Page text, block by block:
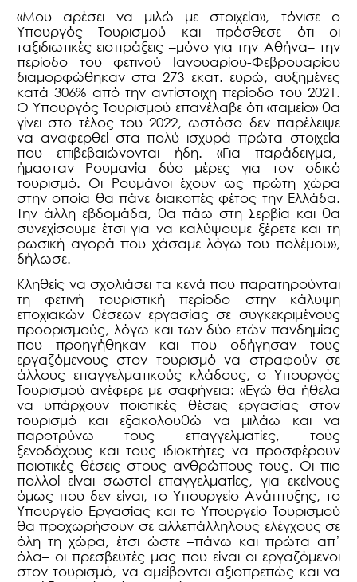
«Μου αρέσει να μιλώ με στοιχεία», τόνισε ο
Υπουργός Τουρισμού και πρόσθεσε ότι οι
ταξιδιωτικές εισπράξεις –μόνο για την Αθήνα– την
περίοδο του φετινού Ιανουαρίου-Φεβρουαρίου
διαμορφώθηκαν στα 273 εκατ. ευρώ, αυξημένες
κατά 306% από την αντίστοιχη περίοδο του 2021.
Ο Υπουργός Τουρισμού επανέλαβε ότι «ταμείο» θα
γίνει στο τέλος του 2022, ωστόσο δεν παρέλειψε
να αναφερθεί στα πολύ ισχυρά πρώτα στοιχεία
που επιβεβαιώνονται ήδη. «Για παράδειγμα,
ήμασταν Ρουμανία δύο μέρες για τον οδικό
τουρισμό. Οι Ρουμάνοι έχουν ως πρώτη χώρα
στην οποία θα πάνε διακοπές φέτος την Ελλάδα.
Την άλλη εβδομάδα, θα πάω στη Σερβία και θα
συνεχίσουμε έτσι για να καλύψουμε ξέρετε και τη
ρωσική αγορά που χάσαμε λόγω του πολέμου»,
δήλωσε.
Κληθείς να σχολιάσει τα κενά που παρατηρούνται
τη φετινή τουριστική περίοδο στην κάλυψη
εποχιακών θέσεων εργασίας σε συγκεκριμένους
προορισμούς, λόγω και των δύο ετών πανδημίας
που προηγήθηκαν και που οδήγησαν τους
εργαζόμενους στον τουρισμό να στραφούν σε
άλλους επαγγελματικούς κλάδους, ο Υπουργός
Τουρισμού ανέφερε με σαφήνεια: «Εγώ θα ήθελα
να υπάρχουν ποιοτικές θέσεις εργασίας στον
τουρισμό και εξακολουθώ να μιλάω και να
παροτρύνω τους επαγγελματίες, τους
ξενοδόχους και τους ιδιοκτήτες να προσφέρουν
ποιοτικές θέσεις στους ανθρώπους τους. Οι πιο
πολλοί είναι σωστοί επαγγελματίες, για εκείνους
όμως που δεν είναι, το Υπουργείο Ανάπτυξης, το
Υπουργείο Εργασίας και το Υπουργείο Τουρισμού
θα προχωρήσουν σε αλλεπάλληλους ελέγχους σε
όλη τη χώρα, έτσι ώστε –πάνω και πρώτα απ’
όλα– οι πρεσβευτές μας που είναι οι εργαζόμενοι
στον τουρισμό, να αμείβονται αξιοπρεπώς και να